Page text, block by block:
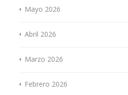
Mayo 2026
Abril 2026
Marzo 2026
Febrero 2026